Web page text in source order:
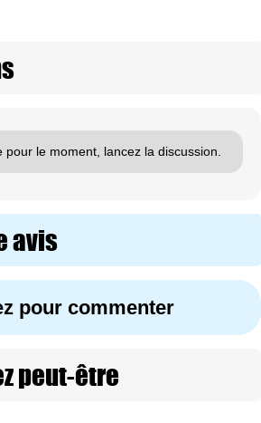
le moment, lancez la discussion.
avis
pour commenter
peut-être